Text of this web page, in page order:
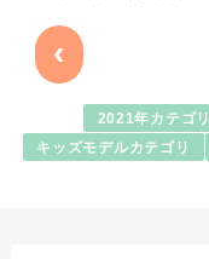
‹
2021年カテゴリ
キッズモデルカテゴリ